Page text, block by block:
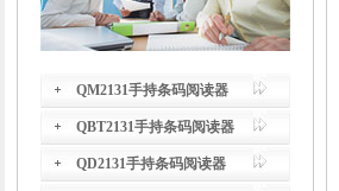
QM2131手持条码阅读器
QBT2131手持条码阅读器
QD2131手持条码阅读器